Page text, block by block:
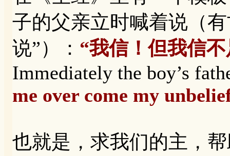
子的父亲立时喊着说（
说”）： “我信！但我信
Immediately the boy’s
me over come my
也就是，求我们的主，